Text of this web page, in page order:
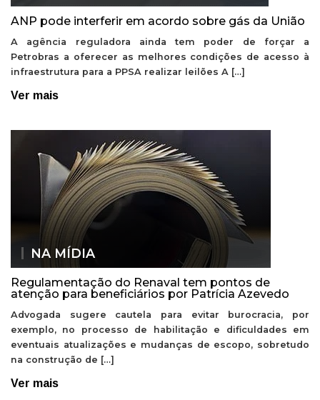
ANP pode interferir em acordo sobre gás da União
A agência reguladora ainda tem poder de forçar a
Petrobras a oferecer as melhores condições de acesso à
infraestrutura para a PPSA realizar leilões A […]
Ver mais
NA MÍDIA
Regulamentação do Renaval tem pontos de
atenção para beneficiários por Patrícia Azevedo
Advogada sugere cautela para evitar burocracia, por
exemplo, no processo de habilitação e dificuldades em
eventuais atualizações e mudanças de escopo, sobretudo
na construção de […]
Ver mais